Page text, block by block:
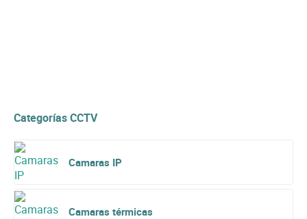
Categorías CCTV
Camaras IP
Camaras térmicas